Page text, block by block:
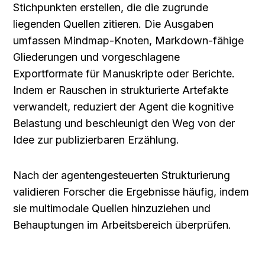
Stichpunkten erstellen, die die zugrunde
liegenden Quellen zitieren. Die Ausgaben
umfassen Mindmap-Knoten, Markdown-fähige
Gliederungen und vorgeschlagene
Exportformate für Manuskripte oder Berichte.
Indem er Rauschen in strukturierte Artefakte
verwandelt, reduziert der Agent die kognitive
Belastung und beschleunigt den Weg von der
Idee zur publizierbaren Erzählung.
Nach der agentengesteuerten Strukturierung
validieren Forscher die Ergebnisse häufig, indem
sie multimodale Quellen hinzuziehen und
Behauptungen im Arbeitsbereich überprüfen.